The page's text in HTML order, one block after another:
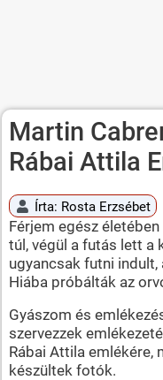
Martin
Rábai Attila
Írta: Rosta Erzsébet
Férjem egész
túl, végül a futás lett a
ugyancsak futni indult,
Hiába próbálták az
Gyászom és
szervezzek
Rábai Attila emlékére,
készültek fotók.